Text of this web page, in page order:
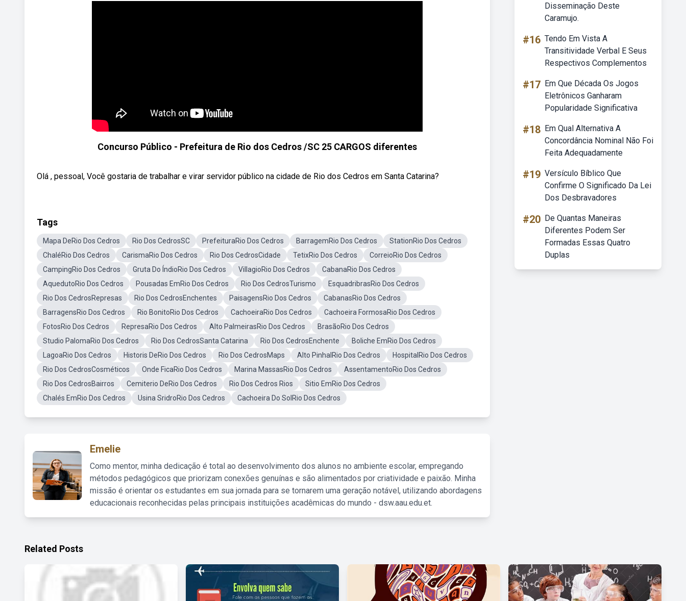
Concurso Público - Prefeitura de Rio dos Cedros /SC 25 CARGOS diferentes
Olá , pessoal, Você gostaria de trabalhar e virar servidor público na cidade de Rio dos Cedros em Santa Catarina?
Tags
Mapa DeRio Dos Cedros Rio Dos CedrosSC PrefeituraRio Dos Cedros BarragemRio Dos Cedros
StationRio Dos Cedros
ChaléRio Dos Cedros
CarismaRio Dos Cedros Rio Dos CedrosCidade TetixRio Dos Cedros
CorreioRio Dos Cedros
CampingRio Dos Cedros
Gruta Do ÍndioRio Dos Cedros VillagioRio Dos Cedros
CabanaRio Dos Cedros
AquedutoRio Dos Cedros
Pousadas EmRio Dos Cedros Rio Dos CedrosTurismo
EsquadribrasRio Dos Cedros
Rio Dos CedrosRepresas
Rio Dos CedrosEnchentes PaisagensRio Dos Cedros
CabanasRio Dos Cedros
BarragensRio Dos Cedros
Rio BonitoRio Dos Cedros CachoeiraRio Dos Cedros
Cachoeira FormosaRio Dos Cedros
FotosRio Dos Cedros
RepresaRio Dos Cedros Alto PalmeirasRio Dos Cedros
BrasãoRio Dos Cedros
Studio PalomaRio Dos Cedros
Rio Dos CedrosSanta Catarina Rio Dos CedrosEnchente
Boliche EmRio Dos Cedros
LagoaRio Dos Cedros
Historis DeRio Dos Cedros Rio Dos CedrosMaps Alto PinhalRio Dos Cedros
HospitalRio Dos Cedros
Rio Dos CedrosCosméticos
Onde FicaRio Dos Cedros Marina MassasRio Dos Cedros
AssentamentoRio Dos Cedros
Rio Dos CedrosBairros
Cemiterio DeRio Dos Cedros Rio Dos Cedros Rios
Sitio EmRio Dos Cedros
Chalés EmRio Dos Cedros
Usina SridroRio Dos Cedros Cachoeira Do SolRio Dos Cedros
Emelie
Como mentor, minha dedicação é total ao desenvolvimento dos alunos no ambiente escolar, empregando
métodos pedagógicos que priorizam conexões genuínas e são alimentados por criatividade e paixão. Minha
missão é orientar os estudantes em sua jornada para se tornarem uma geração notável, utilizando abordagens
educacionais reconhecidas pelas principais instituições acadêmicas do mundo - dsw.aau.edu.et.
Disseminação Deste
Caramujo.
#16 Tendo Em Vista A
Transitividade Verbal E Seus
Respectivos Complementos
#17 Em Que Década Os Jogos
Eletrônicos Ganharam
Popularidade Significativa
#18 Em Qual Alternativa A
Concordância Nominal Não Foi
Feita Adequadamente
#19 Versículo Bíblico Que
Confirme O Significado Da Lei
Dos Desbravadores
#20 De Quantas Maneiras
Diferentes Podem Ser
Formadas Essas Quatro
Duplas
Related Posts